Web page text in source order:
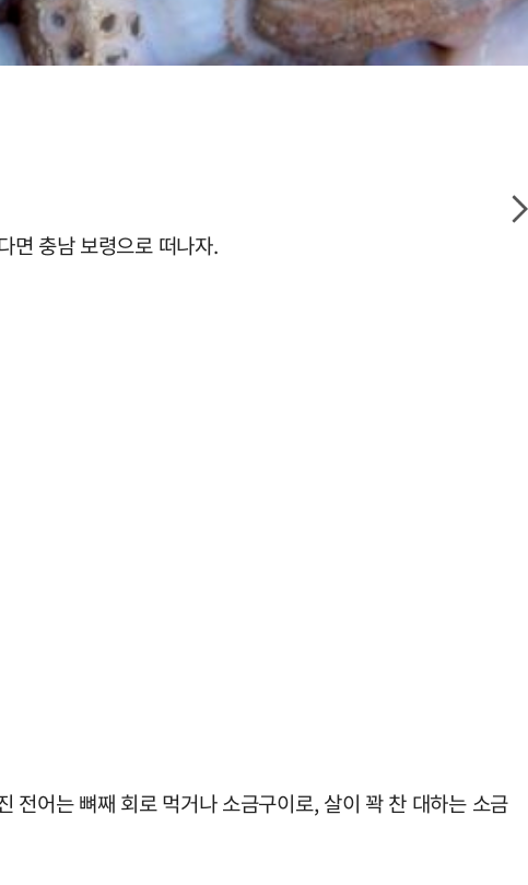
면 충남 보령으로 떠나자.
전어는 뼈째 회로 먹거나 소금구이로, 살이 꽉 찬 대하는 소금